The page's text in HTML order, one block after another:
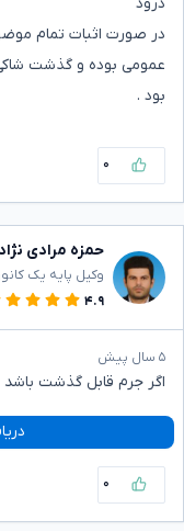
در صورت اثبات تمام
عمومی بوده و گذشت
بود .
۰
حمزه مرادی نژاد
وکیل پایه یک
۴.۹
۵ سال پیش
اگر جرم قابل گذشت
۰